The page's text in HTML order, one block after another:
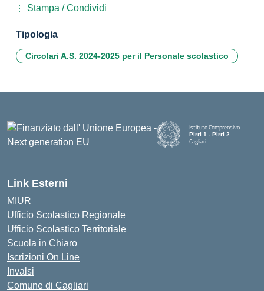
Stampa / Condividi
Tipologia
Circolari A.S. 2024-2025 per il Personale scolastico
Istituto Comprensivo
Pirri 1 - Pirri 2
Cagliari
— Visita la pagina iniziale
Link Esterni
MIUR
Ufficio Scolastico Regionale
Ufficio Scolastico Territoriale
Scuola in Chiaro
Iscrizioni On Line
Invalsi
Comune di Cagliari